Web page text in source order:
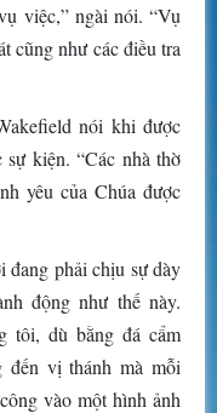
việc,” ngài nói. “Vụ
cũng như các điều tra
nói khi được
kiện. “Các nhà thờ
yêu của Chúa được
đang phải chịu sự dày
động như thế này.
tôi, dù bằng đá cẩm
đến vị thánh mà mỗi
vào một hình ảnh